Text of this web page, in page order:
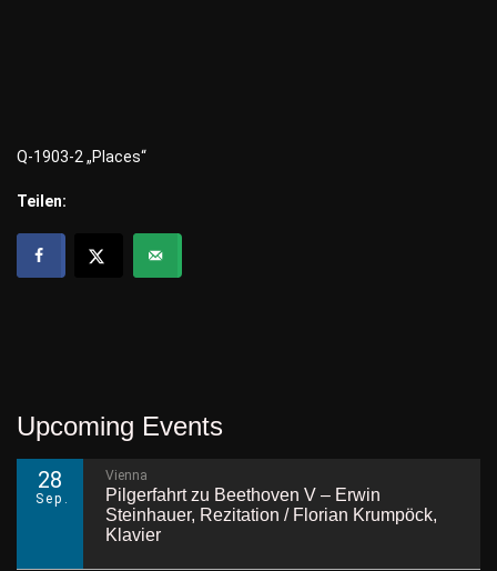
Q-1903-2 „Places“
Teilen:
Upcoming Events
28
Sep.
Vienna
Pilgerfahrt zu Beethoven V – Erwin
Steinhauer, Rezitation / Florian Krumpöck,
Klavier